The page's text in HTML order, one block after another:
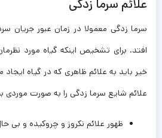
علائم سرما زدگی
سرما زدگی معمولا در زمان عبور جریان
افتد. برای تشخیص اینکه گیاه مورد
خیر باید به علائم ظاهری که در گیاه
علائم شایع سرما زدگی را به صورت موردی
ظهور علائم نکروز و چروکیده و بی